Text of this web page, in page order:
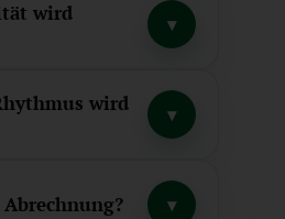
wird
▾
wird
▾
▾